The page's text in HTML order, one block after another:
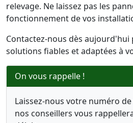
relevage. Ne laissez pas les
fonctionnement de vos
Contactez-nous dès
solutions fiables et adaptées à
On vous rappelle !
Laissez-nous votre numéro
nos conseillers vous